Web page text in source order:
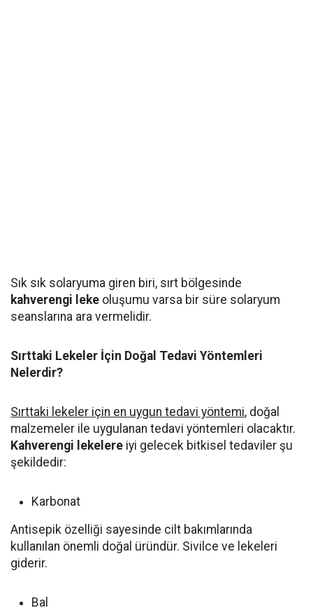
Sık sık solaryuma giren biri, sırt bölgesinde
kahverengi leke oluşumu varsa bir süre solaryum
seanslarına ara vermelidir.
Sırttaki Lekeler İçin Doğal Tedavi Yöntemleri
Nelerdir?
Sırttaki lekeler için en uygun tedavi yöntemi, doğal
malzemeler ile uygulanan tedavi yöntemleri olacaktır.
Kahverengi lekelere iyi gelecek bitkisel tedaviler şu
şekildedir:
‌Karbonat
Antisepik özelliği sayesinde cilt bakımlarında
kullanılan önemli doğal üründür. Sivilce ve lekeleri
giderir.
‌Bal